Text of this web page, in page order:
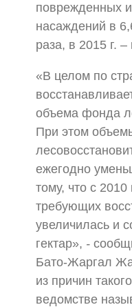
поврежденных
насаждений в
раза, в 2015 г.
«В целом по
объема фонда
При этом
ежегодно
тому, что с
требующих
увеличилась и
гектар», -
Бато-Жаргал
из причин
ведомстве